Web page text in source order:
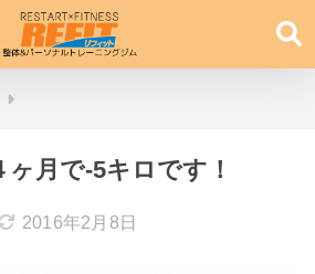
月で-5キロです！
2016年2月8日